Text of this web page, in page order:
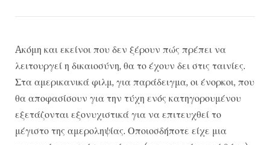
Aκόμη και εκείνοι που δεν ξέρουν πώς πρέπει να
λειτουργεί η δικαιοσύνη, θα το έχουν δει στις ταινίες.
Στα αμερικανικά φιλμ, για παράδειγμα, οι ένορκοι, που
θα αποφασίσουν για την τύχη ενός κατηγορουμένου
εξετάζονται εξονυχιστικά για να επιτευχθεί το
μέγιστο της αμεροληψίας. Οποιοσδήποτε είχε μια